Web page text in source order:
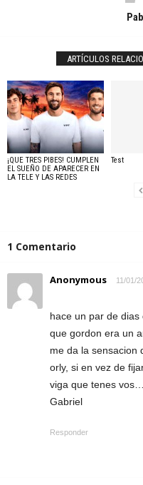
ARTÍCULOS
¡QUE TRES PIBES! CUMPLEN
EL SUEÑO DE APARECER EN
LA TELE Y LAS REDES
Test
1 Comentario
Anonymous 11/01/
hace un par de dias
que gordon era un
me da la
orly, si en vez de
viga que tenes vos…
Gabriel
Responder